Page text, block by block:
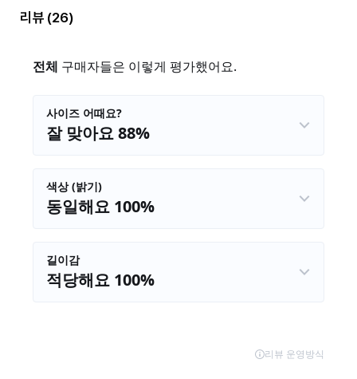
리뷰 (26)